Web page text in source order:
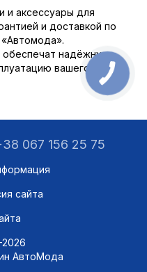
и аксессуары для
и доставкой по
надёжную,
вашего авто.
067 156 25 75
сайта
АвтоМода